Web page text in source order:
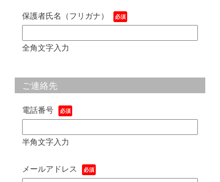
保護者氏名（フリガナ）
全角文字入力
ご連絡先
電話番号
半角文字入力
メールアドレス